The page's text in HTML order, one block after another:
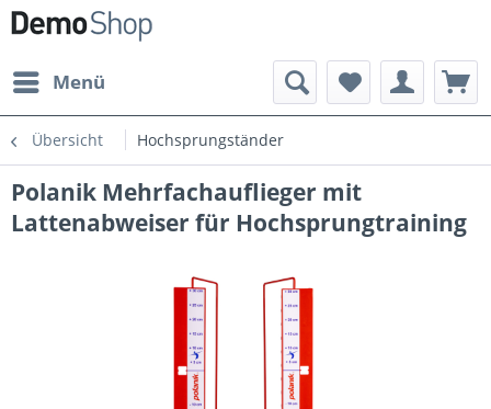
Menü
Übersicht Hochsprungständer
Polanik Mehrfachauflieger mit
Lattenabweiser für Hochsprungtraining